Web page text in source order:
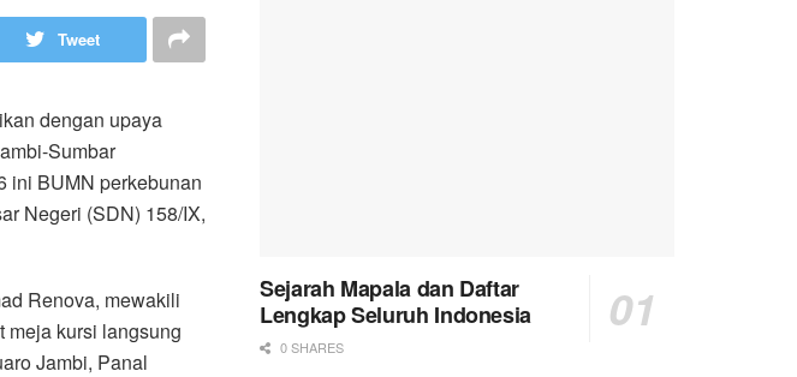
Tweet
dengan upaya
Sumbar
ini BUMN perkebunan
Negeri (SDN) 158/IX,
Renova, mewakili
meja kursi langsung
Jambi, Panal
Sejarah Mapala dan Daftar
Lengkap Seluruh Indonesia
0 SHARES